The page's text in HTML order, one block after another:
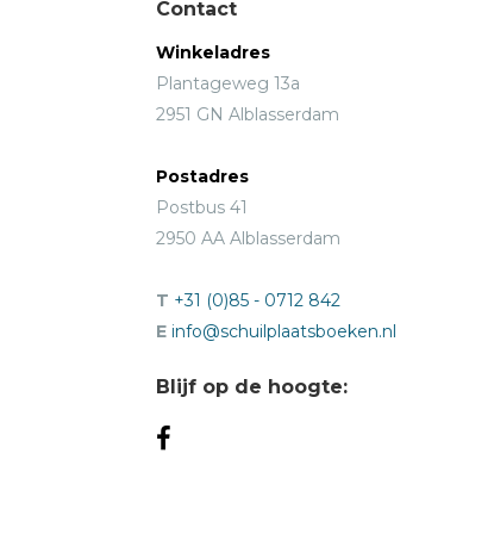
Contact
Winkeladres
Plantageweg 13a
2951 GN Alblasserdam
Postadres
Postbus 41
2950 AA Alblasserdam
T +31 (0)85 - 0712 842
E info@schuilplaatsboeken.nl
Blijf op de hoogte: